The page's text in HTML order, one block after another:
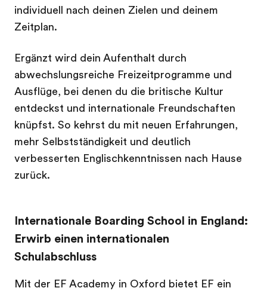
individuell nach deinen Zielen und deinem
Zeitplan.
Ergänzt wird dein Aufenthalt durch
abwechslungsreiche Freizeitprogramme und
Ausflüge, bei denen du die britische Kultur
entdeckst und internationale Freundschaften
knüpfst. So kehrst du mit neuen Erfahrungen,
mehr Selbstständigkeit und deutlich
verbesserten Englischkenntnissen nach Hause
zurück.
Internationale Boarding School in England:
Erwirb einen internationalen
Schulabschluss
Mit der EF Academy in Oxford bietet EF ein